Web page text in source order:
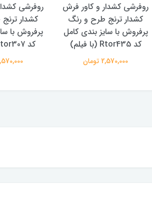
روفرشی کشدار و کاور فرش
کشدار ترنج طرح و رنگ
پرفروش با سایز بندی کامل
کد Rtor435 (با فیلم)
2,570,000 تومان
روفرشی
کشدار
پرفروش با
کد Rtor307 (با فیلم)
2,570,000